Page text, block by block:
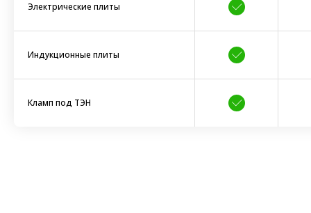
Электрические плиты
Индукционные плиты
Кламп под ТЭН